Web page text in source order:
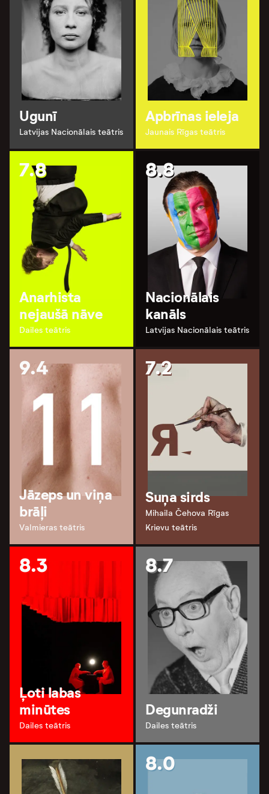
Ugunī
Latvijas Nacionālais teātris
Apbrīnas ieleja
Jaunais Rīgas teātris
7.8
Anarhista
nejaušā nāve
Dailes teātris
8.8
Nacionālais
kanāls
Latvijas Nacionālais teātris
9.4
Jāzeps un viņa
brāļi
Valmieras teātris
7.2
Suņa sirds
Mihaila Čehova Rīgas
Krievu teātris
8.3
Ļoti labas
minūtes
Dailes teātris
8.7
Degunradži
Dailes teātris
8.0